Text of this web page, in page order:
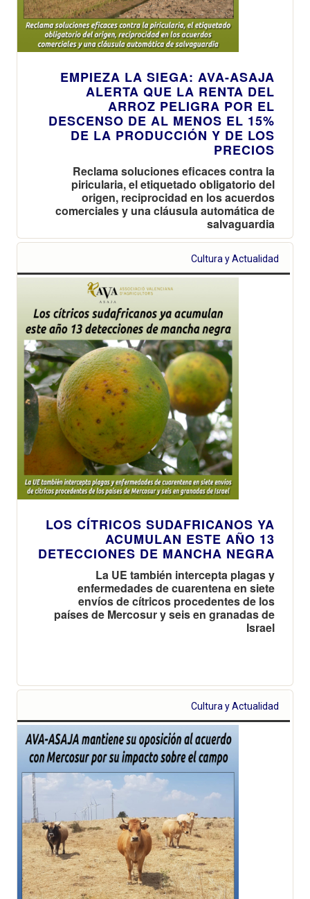
EMPIEZA LA SIEGA: AVA-ASAJA
ALERTA QUE LA RENTA DEL
ARROZ PELIGRA POR EL
DESCENSO DE AL MENOS EL 15%
DE LA PRODUCCIÓN Y DE LOS
PRECIOS
Reclama soluciones eficaces contra la
piricularia, el etiquetado obligatorio del
origen, reciprocidad en los acuerdos
comerciales y una cláusula automática de
salvaguardia
Cultura y Actualidad
LOS CÍTRICOS SUDAFRICANOS YA
ACUMULAN ESTE AÑO 13
DETECCIONES DE MANCHA NEGRA
La UE también intercepta plagas y
enfermedades de cuarentena en siete
envíos de cítricos procedentes de los
países de Mercosur y seis en granadas de
Israel
Cultura y Actualidad